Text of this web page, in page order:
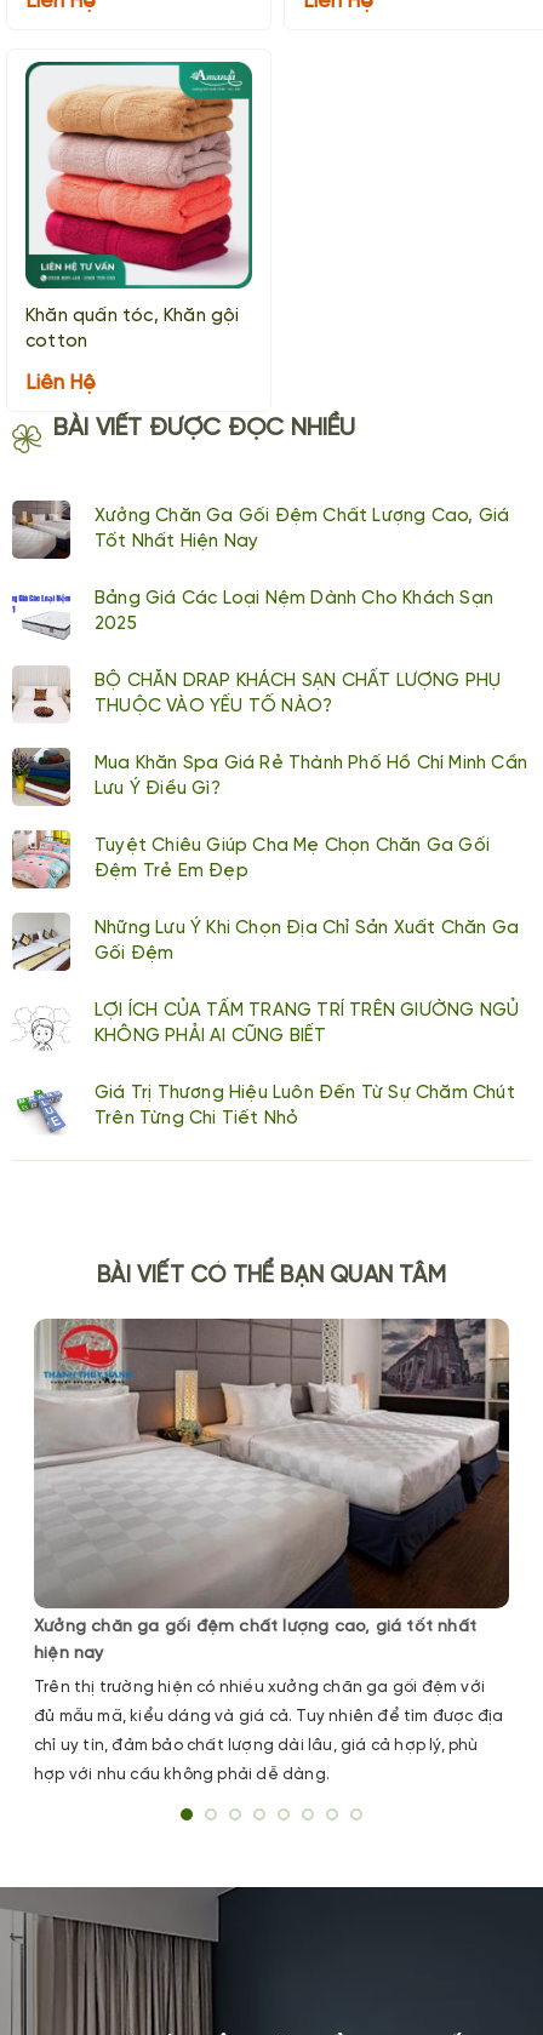
Khăn quấn tóc, Khăn gội
cotton
Liên Hệ
BÀI VIẾT ĐƯỢC ĐỌC NHIỀU
Xưởng Chăn Ga Gối Đệm Chất Lượng Cao, Giá
Tốt Nhất Hiện Nay
Bảng Giá Các Loại Nệm Dành Cho Khách Sạn
2025
BỘ CHĂN DRAP KHÁCH SẠN CHẤT LƯỢNG PHỤ
THUỘC VÀO YẾU TỐ NÀO?
Mua Khăn Spa Giá Rẻ Thành Phố Hồ Chí Minh Cần
Lưu Ý Điều Gì?
Tuyệt Chiêu Giúp Cha Mẹ Chọn Chăn Ga Gối
Đệm Trẻ Em Đẹp
Những Lưu Ý Khi Chọn Địa Chỉ Sản Xuất Chăn Ga
Gối Đệm
LỢI ÍCH CỦA TẤM TRANG TRÍ TRÊN GIƯỜNG NGỦ
KHÔNG PHẢI AI CŨNG BIẾT
Giá Trị Thương Hiệu Luôn Đến Từ Sự Chăm Chút
Trên Từng Chi Tiết Nhỏ
BÀI VIẾT CÓ THỂ BẠN QUAN TÂM
Xưởng chăn ga gối đệm chất lượng cao, giá tốt nhất
hiện nay
Trên thị trường hiện có nhiều xưởng chăn ga gối đệm với
đủ mẫu mã, kiểu dáng và giá cả. Tuy nhiên để tìm được địa
chỉ uy tín, đảm bảo chất lượng dài lâu, giá cả hợp lý, phù
hợp với nhu cầu không phải dễ dàng.